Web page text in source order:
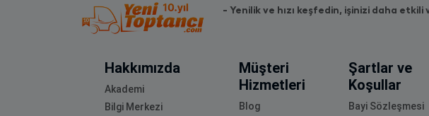
- Yenilik ve hızı keşfedin, işinizi daha
Hakkımızda
Akademi
Bilgi Merkezi
Müşteri
Hizmetleri
Blog
Şartlar ve
Koşullar
Bayi Sözleşmesi